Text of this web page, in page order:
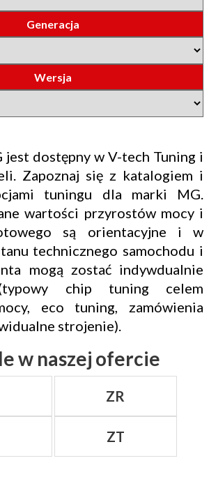
Generacja
Wersja
jest dostępny w V-tech Tuning i
Zapoznaj się z katalogiem i
tuningu dla marki MG.
wartości przyrostów mocy i
są orientacyjne i w
technicznego samochodu i
mogą zostać indywdualnie
(typowy chip tuning celem
eco tuning, zamówienia
strojenie).
w naszej ofercie
ZR
ZT